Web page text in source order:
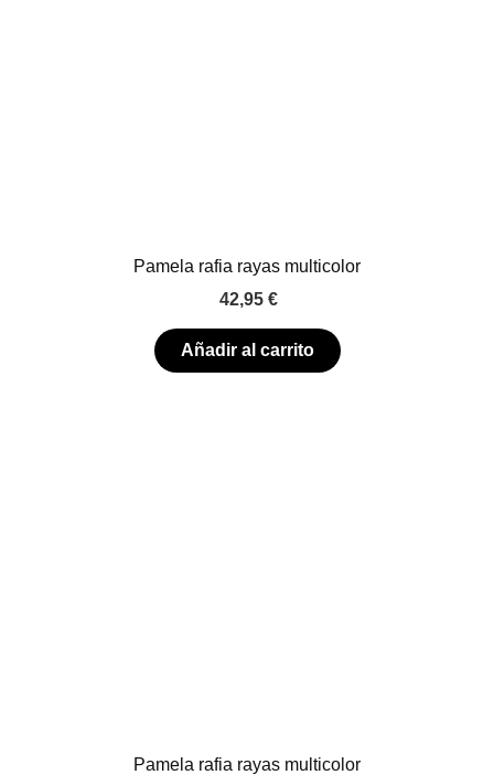
Pamela rafia rayas multicolor
42,95 €
Añadir al carrito
Pamela rafia rayas multicolor